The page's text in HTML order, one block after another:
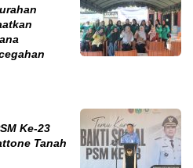
Ke-23
Tanah